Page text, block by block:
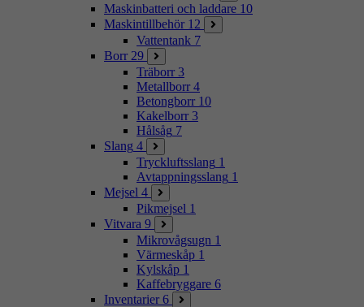
Maskinbatteri och laddare 10
Maskintillbehör 12
Vattentank 7
Borr 29
Träborr 3
Metallborr 4
Betongborr 10
Kakelborr 3
Hålsåg 7
Slang 4
Tryckluftsslang 1
Avtappningsslang 1
Mejsel 4
Pikmejsel 1
Vitvara 9
Mikrovågsugn 1
Värmeskåp 1
Kylskåp 1
Kaffebryggare 6
Inventarier 6